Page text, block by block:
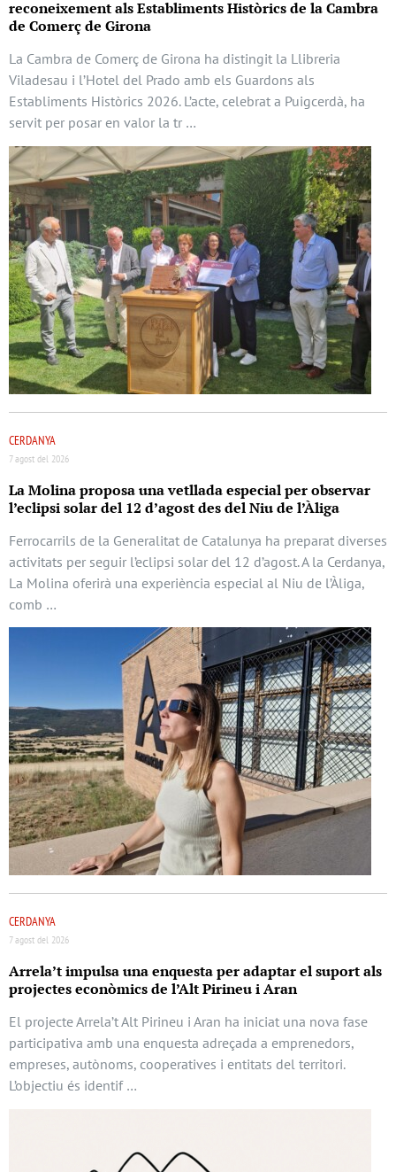
reconeixement als Establiments Històrics de la Cambra
de Comerç de Girona
La Cambra de Comerç de Girona ha distingit la Llibreria
Viladesau i l’Hotel del Prado amb els Guardons als
Establiments Històrics 2026. L’acte, celebrat a Puigcerdà, ha
servit per posar en valor la tr …
CERDANYA
7 agost del 2026
La Molina proposa una vetllada especial per observar
l’eclipsi solar del 12 d’agost des del Niu de l’Àliga
Ferrocarrils de la Generalitat de Catalunya ha preparat diverses
activitats per seguir l’eclipsi solar del 12 d’agost. A la Cerdanya,
La Molina oferirà una experiència especial al Niu de l’Àliga,
comb …
CERDANYA
7 agost del 2026
Arrela’t impulsa una enquesta per adaptar el suport als
projectes econòmics de l’Alt Pirineu i Aran
El projecte Arrela’t Alt Pirineu i Aran ha iniciat una nova fase
participativa amb una enquesta adreçada a emprenedors,
empreses, autònoms, cooperatives i entitats del territori.
L’objectiu és identif …